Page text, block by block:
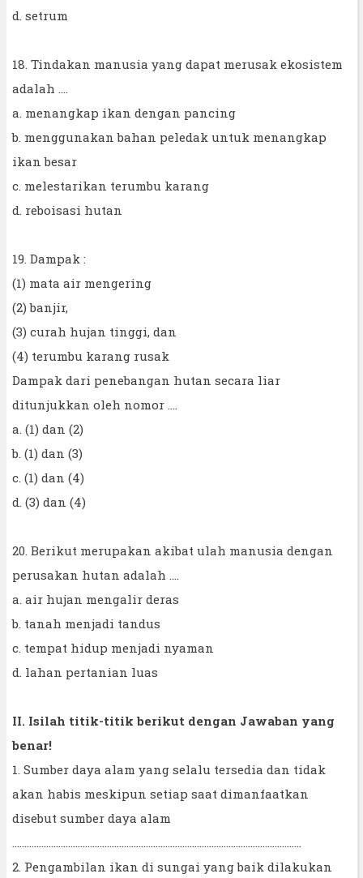
d. setrum
18. Tindakan manusia yang dapat merusak ekosistem
adalah ....
a. menangkap ikan dengan pancing
b. menggunakan bahan peledak untuk menangkap
ikan besar
c. melestarikan terumbu karang
d. reboisasi hutan
19. Dampak :
(1) mata air mengering
(2) banjir,
(3) curah hujan tinggi, dan
(4) terumbu karang rusak
Dampak dari penebangan hutan secara liar
ditunjukkan oleh nomor ....
a. (1) dan (2)
b. (1) dan (3)
c. (1) dan (4)
d. (3) dan (4)
20. Berikut merupakan akibat ulah manusia dengan
perusakan hutan adalah ….
a. air hujan mengalir deras
b. tanah menjadi tandus
c. tempat hidup menjadi nyaman
d. lahan pertanian luas
II. Isilah titik-titik berikut dengan Jawaban yang
benar!
1. Sumber daya alam yang selalu tersedia dan tidak
akan habis meskipun setiap saat dimanfaatkan
disebut sumber daya alam
2. Pengambilan ikan di sungai yang baik dilakukan